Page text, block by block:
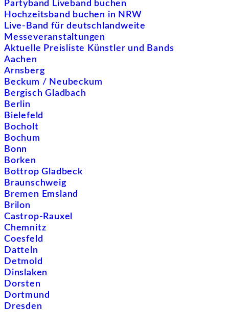
Partyband Liveband buchen
Hochzeitsband buchen in NRW
Live-Band für deutschlandweite
Messeveranstaltungen
Aktuelle Preisliste Künstler und Bands
Aachen
Arnsberg
Beckum / Neubeckum
Bergisch Gladbach
Berlin
Bielefeld
Bocholt
Bochum
Bonn
Borken
Bottrop Gladbeck
Braunschweig
Bremen Emsland
Brilon
Castrop-Rauxel
Chemnitz
Coesfeld
Datteln
Detmold
Dinslaken
Dorsten
Dortmund
Dresden